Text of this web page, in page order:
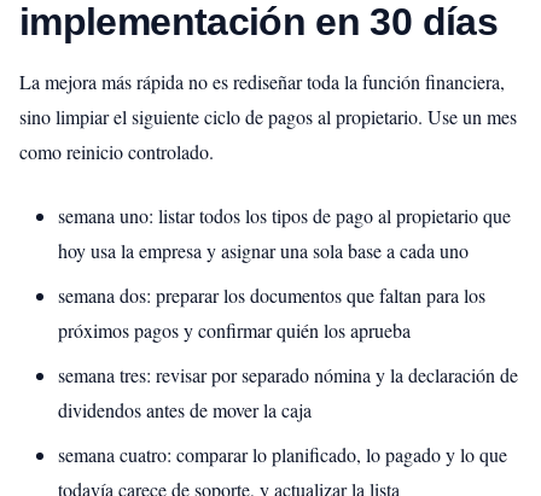
implementación en 30 días
La mejora más rápida no es rediseñar toda la función financiera,
sino limpiar el siguiente ciclo de pagos al propietario. Use un mes
como reinicio controlado.
semana uno: listar todos los tipos de pago al propietario que
hoy usa la empresa y asignar una sola base a cada uno
semana dos: preparar los documentos que faltan para los
próximos pagos y confirmar quién los aprueba
semana tres: revisar por separado nómina y la declaración de
dividendos antes de mover la caja
semana cuatro: comparar lo planificado, lo pagado y lo que
todavía carece de soporte, y actualizar la lista